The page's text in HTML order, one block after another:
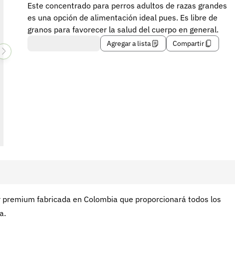
Este concentrado para perros adultos de razas grandes
es una opción de alimentación ideal pues. Es libre de
granos para favorecer la salud del cuerpo en general.
Agregar a lista Compartir
fabricada en Colombia que proporcionará todos los